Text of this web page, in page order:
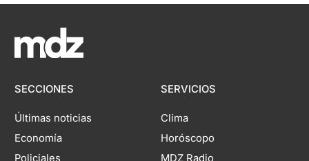
SECCIONES
Últimas noticias
Economía
Policiales
SERVICIOS
Clima
Horóscopo
MDZ Radio